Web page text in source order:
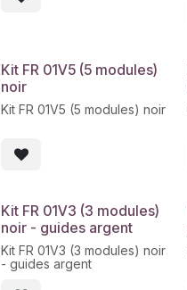
Kit FR 01V5 (5 modules)
noir
Kit FR 01V5 (5 modules) noir
Kit FR 01V3 (3 modules)
noir - guides argent
Kit FR 01V3 (3 modules) noir
- guides argent